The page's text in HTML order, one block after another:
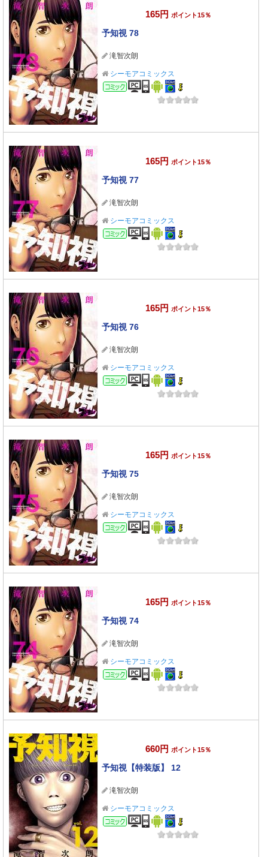
165円 ポイント15％
予知視 78
滝智次朗
シーモアコミックス
コミック
165円 ポイント15％
予知視 77
滝智次朗
シーモアコミックス
コミック
165円 ポイント15％
予知視 76
滝智次朗
シーモアコミックス
コミック
165円 ポイント15％
予知視 75
滝智次朗
シーモアコミックス
コミック
165円 ポイント15％
予知視 74
滝智次朗
シーモアコミックス
コミック
660円 ポイント15％
予知視【特装版】 12
滝智次朗
シーモアコミックス
コミック